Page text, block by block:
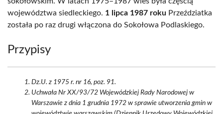
województwa siedleckiego. 1 lipca 1987 roku Przeździatka
została po raz drugi włączona do Sokołowa Podlaskiego.
Przypisy
Dz.U. z 1975 r. nr 16, poz. 91.
Uchwała Nr XX/93/72 Wojewódzkiej Rady Narodowej w
Warszawie z dnia 1 grudnia 1972 w sprawie utworzenia gmin w